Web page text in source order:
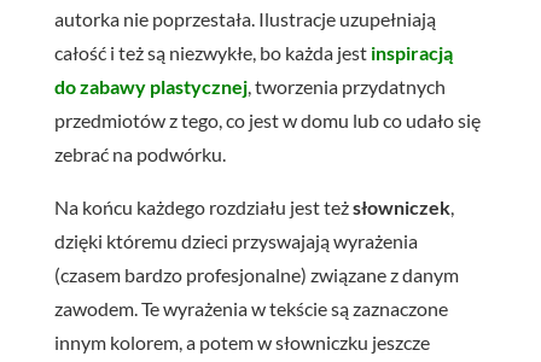
autorka nie poprzestała. Ilustracje uzupełniają
całość i też są niezwykłe, bo każda jest inspiracją
do zabawy plastycznej, tworzenia przydatnych
przedmiotów z tego, co jest w domu lub co udało się
zebrać na podwórku.
Na końcu każdego rozdziału jest teżsłowniczek,
dzięki któremu dzieci przyswajają wyrażenia
(czasem bardzo profesjonalne) związane z danym
zawodem. Te wyrażenia w tekście są zaznaczone
innym kolorem, a potem w słowniczku jeszcze